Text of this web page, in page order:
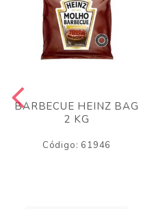
BARBECUE HEINZ BAG
2 KG
Código: 61946